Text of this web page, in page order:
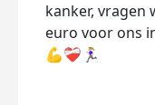
kanker, vragen
euro voor ons
💪❤️‍🩹🏃🏼‍♀️